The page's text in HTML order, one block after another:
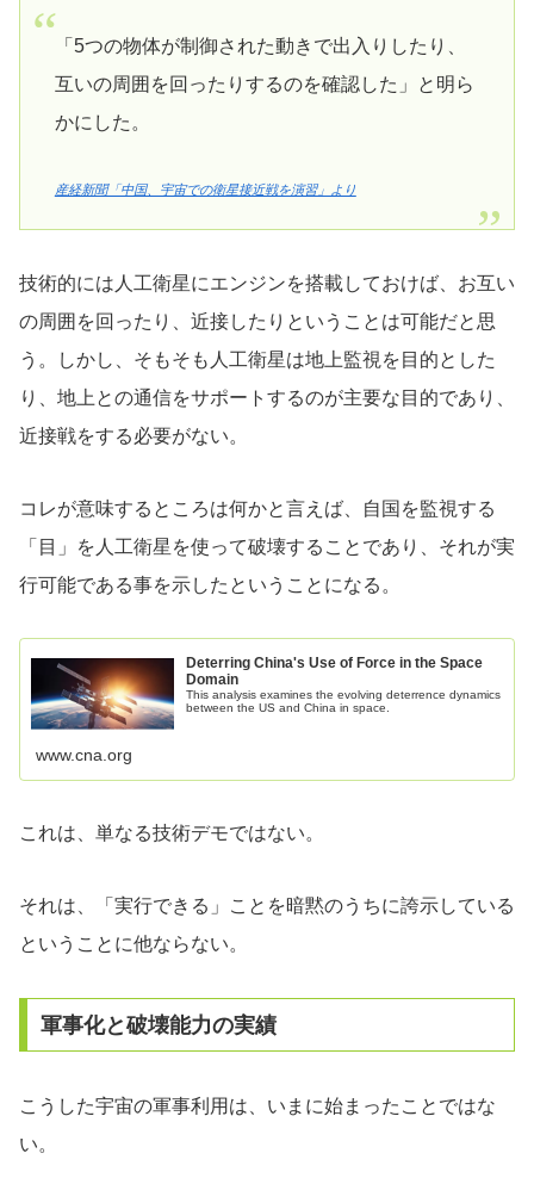
「5つの物体が制御された動きで出入りしたり、
互いの周囲を回ったりするのを確認した」と明ら
かにした。
産経新聞「中国、宇宙での衛星接近戦を演習」より
技術的には人工衛星にエンジンを搭載しておけば、お互い
の周囲を回ったり、近接したりということは可能だと思
う。しかし、そもそも人工衛星は地上監視を目的とした
り、地上との通信をサポートするのが主要な目的であり、
近接戦をする必要がない。
コレが意味するところは何かと言えば、自国を監視する
「目」を人工衛星を使って破壊することであり、それが実
行可能である事を示したということになる。
Deterring China's Use of Force in the Space
Domain
This analysis examines the evolving deterrence dynamics
between the US and China in space.
www.cna.org
これは、単なる技術デモではない。
それは、「実行できる」ことを暗黙のうちに誇示している
ということに他ならない。
軍事化と破壊能力の実績
こうした宇宙の軍事利用は、いまに始まったことではな
い。